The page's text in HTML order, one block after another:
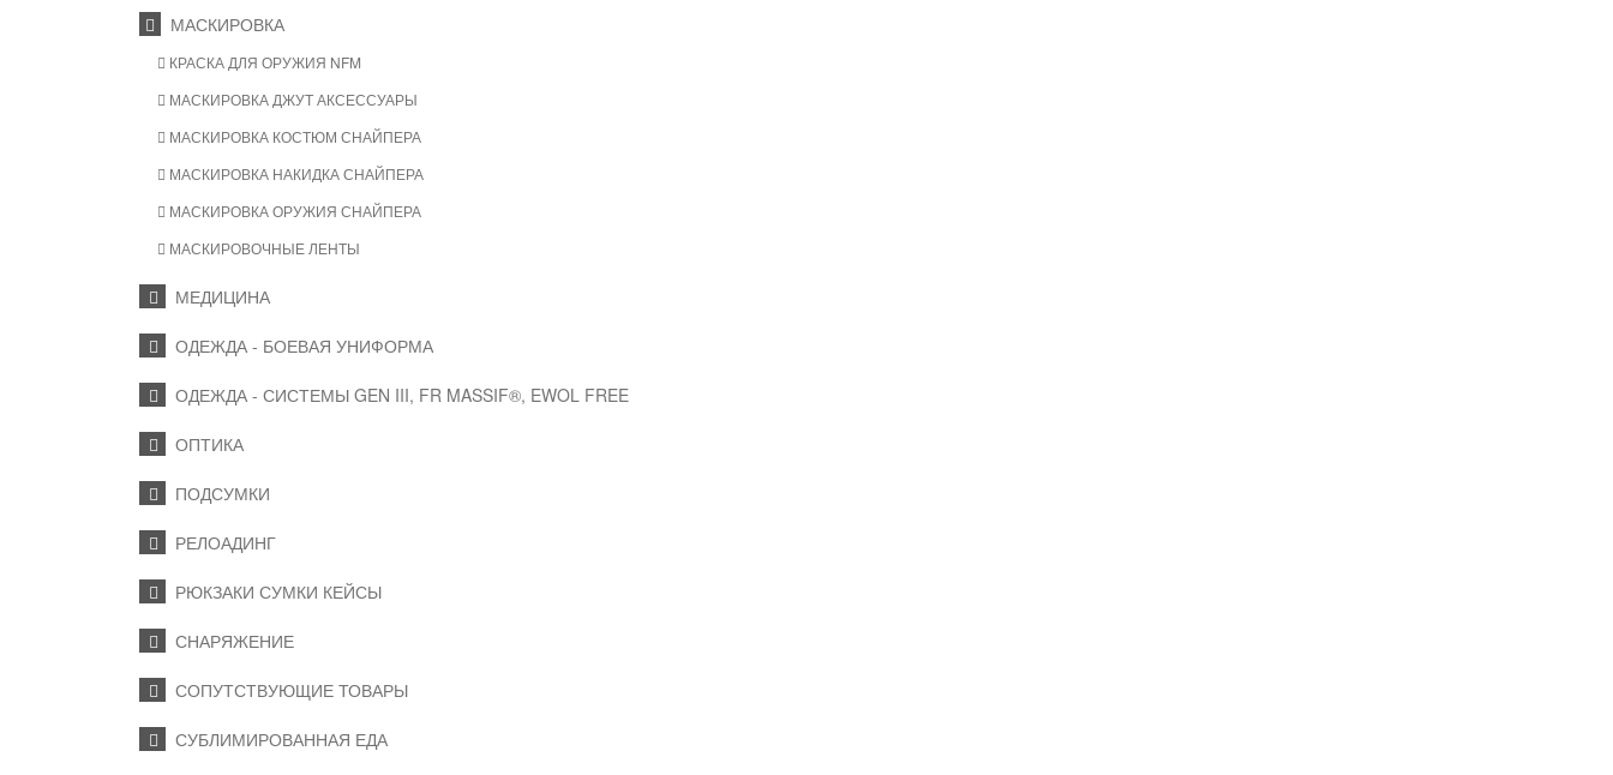
МАСКИРОВКА
КРАСКА ДЛЯ ОРУЖИЯ NFM
МАСКИРОВКА ДЖУТ АКСЕССУАРЫ
МАСКИРОВКА КОСТЮМ СНАЙПЕРА
МАСКИРОВКА НАКИДКА СНАЙПЕРА
МАСКИРОВКА ОРУЖИЯ СНАЙПЕРА
МАСКИРОВОЧНЫЕ ЛЕНТЫ
МЕДИЦИНА
ОДЕЖДА - БОЕВАЯ УНИФОРМА
ОДЕЖДА - СИСТЕМЫ GEN III, FR MASSIF®, EWOL FREE
ОПТИКА
ПОДСУМКИ
РЕЛОАДИНГ
РЮКЗАКИ СУМКИ КЕЙСЫ
СНАРЯЖЕНИЕ
СОПУТСТВУЮЩИЕ ТОВАРЫ
СУБЛИМИРОВАННАЯ ЕДА